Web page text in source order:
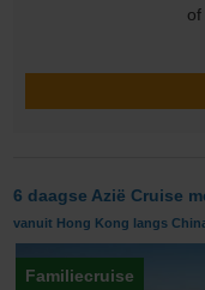
6 daagse Azië Cruise
vanuit Hong Kong langs
Familiecruise